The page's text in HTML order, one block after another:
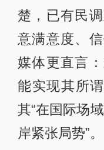
楚，已有民
意满意度、
媒体更直言
能实现其所
其“在国际场
岸紧张局势”。